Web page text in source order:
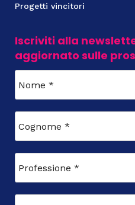
Progetti vincitori
Iscriviti alla
aggiornato sulle